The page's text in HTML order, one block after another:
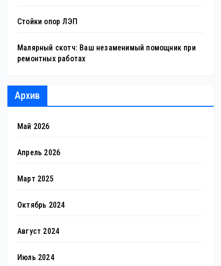
Стойки опор ЛЭП
Малярный скотч: Ваш незаменимый помощник при
ремонтных работах
Архив
Май 2026
Апрель 2026
Март 2025
Октябрь 2024
Август 2024
Июль 2024